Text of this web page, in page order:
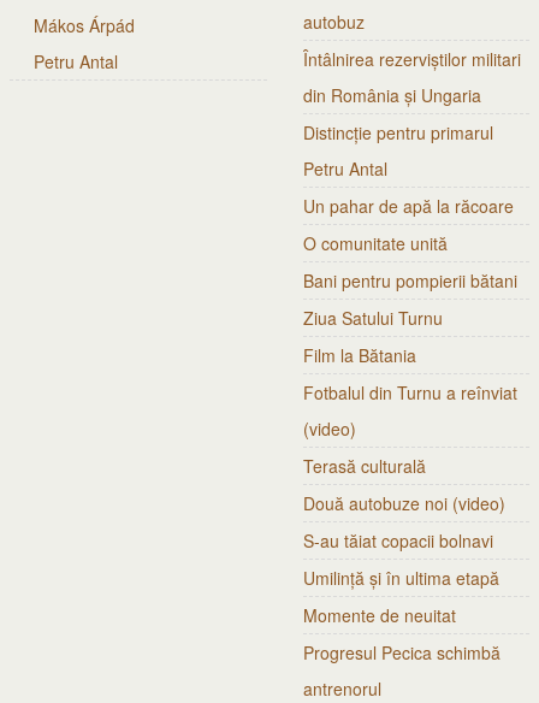
Mákos Árpád
Petru Antal
autobuz
Întâlnirea rezerviștilor militari
din România și Ungaria
Distincție pentru primarul
Petru Antal
Un pahar de apă la răcoare
O comunitate unită
Bani pentru pompierii bătani
Ziua Satului Turnu
Film la Bătania
Fotbalul din Turnu a reînviat
(video)
Terasă culturală
Două autobuze noi (video)
S-au tăiat copacii bolnavi
Umilință și în ultima etapă
Momente de neuitat
Progresul Pecica schimbă
antrenorul